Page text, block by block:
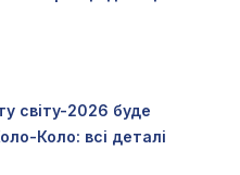
світу-2026 буде
Коло: всі деталі